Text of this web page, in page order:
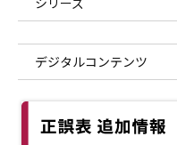
デジタルコンテンツ